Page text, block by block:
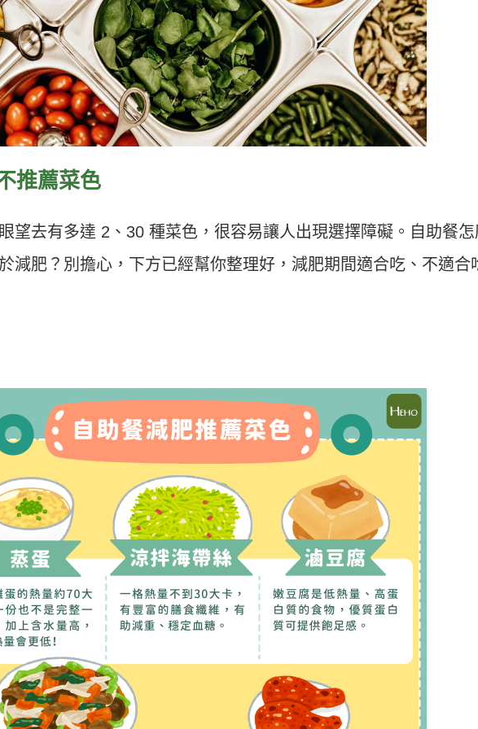
推薦菜色
望去有多達 2、30 種菜色，很容易讓人出現選擇障礙。自助餐怎
減肥？別擔心，下方已經幫你整理好，減肥期間適合吃、不適合